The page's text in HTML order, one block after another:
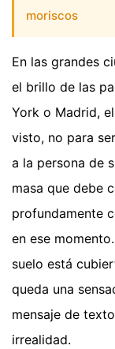
moriscos
En las grandes
el brillo de las
York o Madrid,
visto, no para
a la persona de
masa que debe
profundamente
en ese
suelo está
queda una
mensaje de
irrealidad.